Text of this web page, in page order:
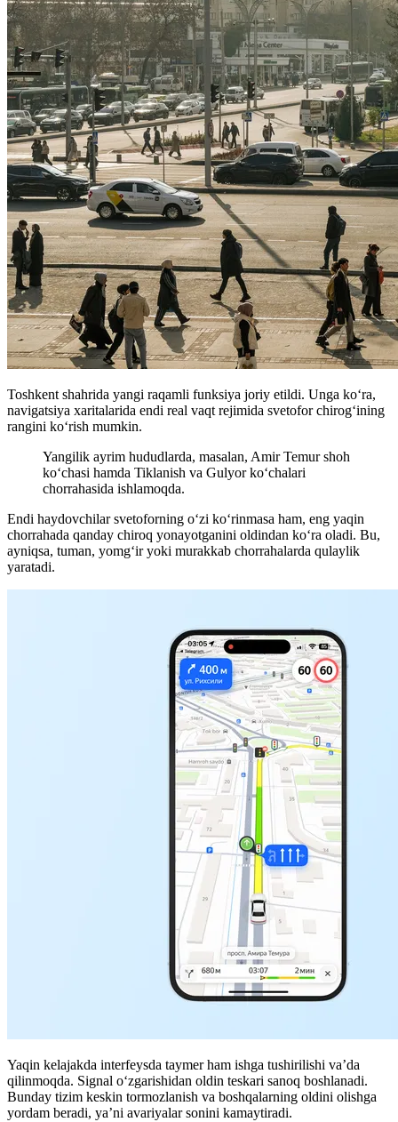
Toshkent shahrida yangi raqamli funksiya joriy etildi. Unga koʻra,
navigatsiya xaritalarida endi real vaqt rejimida svetofor chirog‘ining
rangini ko‘rish mumkin.
Yangilik ayrim hududlarda, masalan, Amir Temur shoh
ko‘chasi hamda Tiklanish va Gulyor ko‘chalari
chorrahasida ishlamoqda.
Endi haydovchilar svetoforning o‘zi ko‘rinmasa ham, eng yaqin
chorrahada qanday chiroq yonayotganini oldindan ko‘ra oladi. Bu,
ayniqsa, tuman, yomgʻir yoki murakkab chorrahalarda qulaylik
yaratadi.
Yaqin kelajakda interfeysda taymer ham ishga tushirilishi va’da
qilinmoqda. Signal o‘zgarishidan oldin teskari sanoq boshlanadi.
Bunday tizim keskin tormozlanish va boshqalarning oldini olishga
yordam beradi, ya’ni avariyalar sonini kamaytiradi.